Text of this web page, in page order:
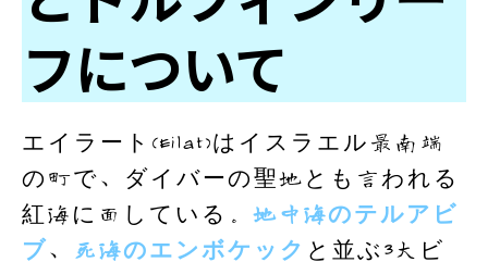
フについて
エイラート(Eilat)はイスラエル最南端
の町で、ダイバーの聖地とも言われる
紅海に面している。 地中海のテルアビ
ブ、 死海のエンボケック と並ぶ3大ビ